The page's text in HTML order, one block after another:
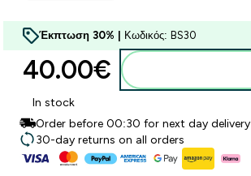
Έκπτωση 30% | Κωδικός: BS30
40.00€‎
In stock
Order before 00:30 for next day delivery
30-day returns on all orders